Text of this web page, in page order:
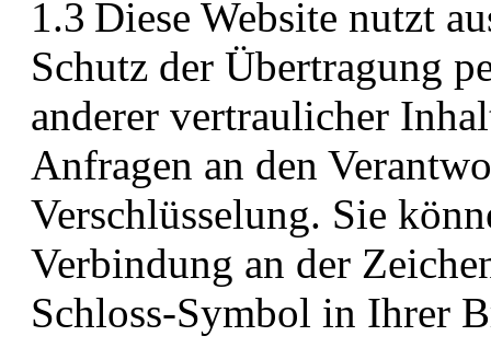
1.3 Diese Website nutzt
Schutz der Übertragung
anderer vertraulicher
Anfragen an den
Verschlüsselung. Sie
Verbindung an der
Schloss-Symbol in Ihrer